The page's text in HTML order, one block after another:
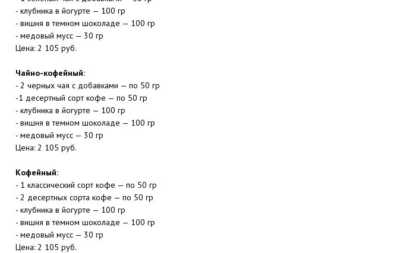
- клубника в йогурте — 100 гр
- вишня в темном шоколаде — 100 гр
- медовый мусс — 30 гр
Цена: 2 105 руб.
Чайно-кофейный:
- 2 черных чая с добавками — по 50 гр
-1 десертный сорт кофе — по 50 гр
- клубника в йогурте — 100 гр
- вишня в темном шоколаде — 100 гр
- медовый мусс — 30 гр
Цена: 2 105 руб.
Кофейный:
- 1 классический сорт кофе — по 50 гр
- 2 десертных сорта кофе — по 50 гр
- клубника в йогурте — 100 гр
- вишня в темном шоколаде — 100 гр
- медовый мусс — 30 гр
Цена: 2 105 руб.